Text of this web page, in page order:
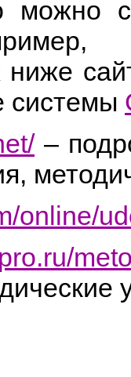
можно
системы
–
online/